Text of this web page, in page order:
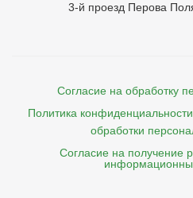
3-й проезд Перова
Согласие на обработку
Политика конфиденциальности
обработки
Согласие на получение